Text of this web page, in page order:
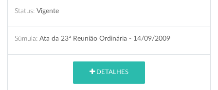
Status: Vigente
Súmula: Ata da 23ª Reunião Ordinária - 14/09/2009
DETALHES